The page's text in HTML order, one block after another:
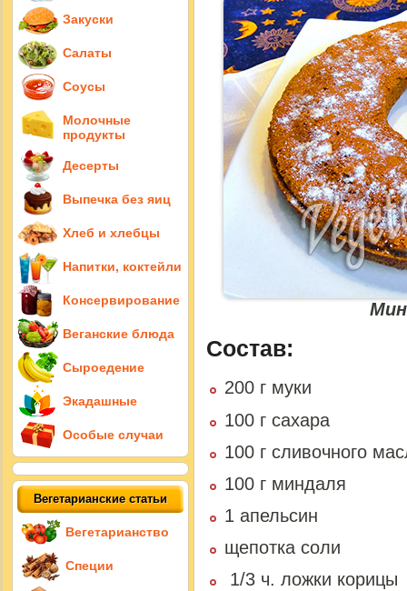
Состав:
200 г муки
100 г сахара
100 г сливочного
100 г миндаля
1 апельсин
щепотка соли
1/3 ч. ложки корицы
Закуски
Салаты
Соусы
Молочные
продукты
Десерты
Выпечка без яиц
Хлеб и хлебцы
Напитки, коктейли
Консервирование
Веганские блюда
Сыроедение
Экадашные
Особые случаи
Вегетарианские статьи
Вегетарианство
Специи